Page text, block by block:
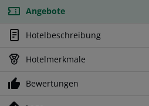
Angebote
Hotelbeschreibung
Hotelmerkmale
Bewertungen